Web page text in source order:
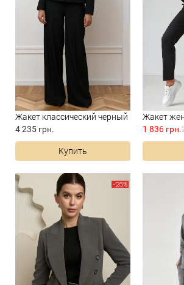
Жакет классический черный
4 235 грн.
Купить
1 836 грн.